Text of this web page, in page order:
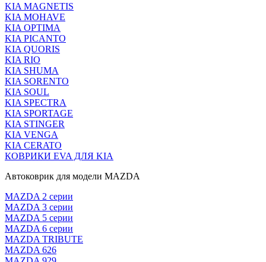
KIA MAGNETIS
KIA MOHAVE
KIA OPTIMA
KIA PICANTO
KIA QUORIS
KIA RIO
KIA SHUMA
KIA SORENTO
KIA SOUL
KIA SPECTRA
KIA SPORTAGE
KIA STINGER
KIA VENGA
KIA CERATO
КОВРИКИ EVA ДЛЯ KIA
Автоковрик для модели MAZDA
MAZDA 2 серии
MAZDA 3 серии
MAZDA 5 серии
MAZDA 6 серии
MAZDA TRIBUTE
MAZDA 626